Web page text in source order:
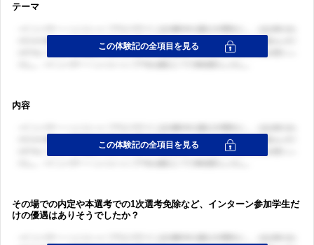
テーマ
内容
その場での内定や本選考での1次選考免除など、インターン参加学生だ
けの優遇はありそうでしたか？